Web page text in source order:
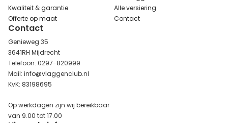
Kwaliteit & garantie
Offerte op maat
Alle versiering
Contact
Contact
Genieweg 35
3641RH Mijdrecht
Telefoon: 0297-820999
Mail: info@vlaggenclub.nl
KvK: 83198695
Op werkdagen zijn wij bereikbaar
van 9.00 tot 17.00